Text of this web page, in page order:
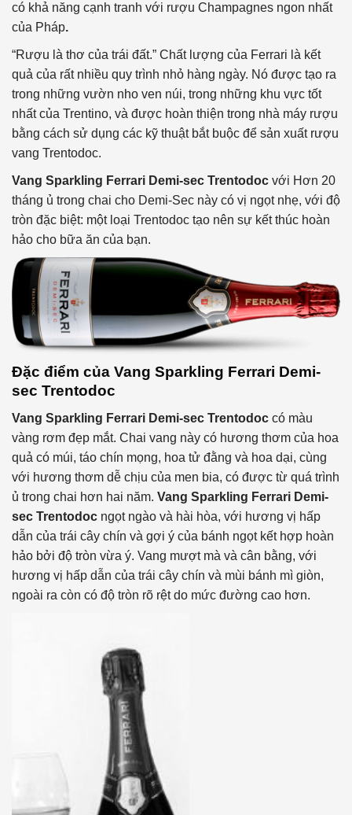
có khả năng cạnh tranh với rượu Champagnes ngon nhất
của Pháp.
“Rượu là thơ của trái đất.” Chất lượng của Ferrari là kết
quả của rất nhiều quy trình nhỏ hàng ngày. Nó được tạo ra
trong những vườn nho ven núi, trong những khu vực tốt
nhất của Trentino, và được hoàn thiện trong nhà máy rượu
bằng cách sử dụng các kỹ thuật bắt buộc để sản xuất rượu
vang Trentodoc.
Vang Sparkling Ferrari Demi-sec Trentodoc với Hơn 20
tháng ủ trong chai cho Demi-Sec này có vị ngọt nhẹ, với độ
tròn đặc biệt: một loại Trentodoc tạo nên sự kết thúc hoàn
hảo cho bữa ăn của bạn.
Đặc điểm của Vang Sparkling Ferrari Demi-
sec Trentodoc
Vang Sparkling Ferrari Demi-sec Trentodoc có màu
vàng rơm đẹp mắt. Chai vang này có hương thơm của hoa
quả có múi, táo chín mọng, hoa tử đằng và hoa dại, cùng
với hương thơm dễ chịu của men bia, có được từ quá trình
ủ trong chai hơn hai năm. Vang Sparkling Ferrari Demi-
sec Trentodoc ngọt ngào và hài hòa, với hương vị hấp
dẫn của trái cây chín và gợi ý của bánh ngọt kết hợp hoàn
hảo bởi độ tròn vừa ý. Vang mượt mà và cân bằng, với
hương vị hấp dẫn của trái cây chín và mùi bánh mì giòn,
ngoài ra còn có độ tròn rõ rệt do mức đường cao hơn.